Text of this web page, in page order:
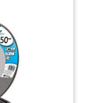
à portée de
pour
prêt.
: En complément
ou d'un tuyau
tuyau arrosage
claire, limite
un temps
VOTRE